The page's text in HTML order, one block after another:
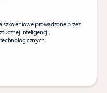
szkoleniowe prowadzone przez
inteligencji,